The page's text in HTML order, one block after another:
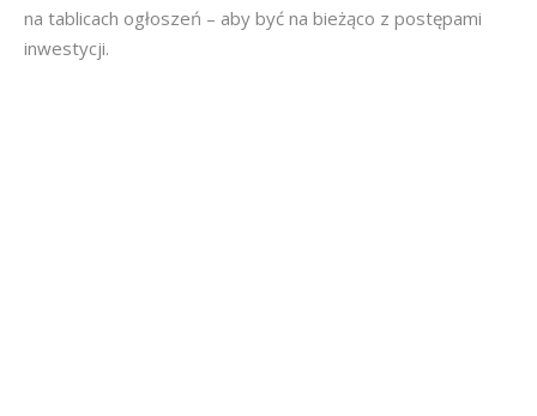
na tablicach ogłoszeń – aby być na bieżąco z postępami
inwestycji.